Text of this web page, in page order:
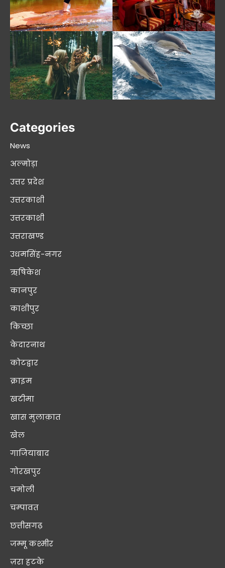
Categories
News
अल्मोड़ा
उत्तर प्रदेश
उत्तरकाशी
उत्तरकाशी
उत्तराखण्ड
उधमसिंह-नगर
ऋषिकेश
कानपुर
काशीपुर
किच्छा
केदारनाथ
कोटद्वार
क्राइम
खटीमा
खास मुलाक़ात
खेल
गाजियाबाद
गोरखपुर
चमोली
चम्पावत
छत्तीसगढ़
जम्मू कश्मीर
ज़रा हटके